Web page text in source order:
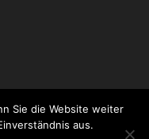
Sie die Website weiter
aus.